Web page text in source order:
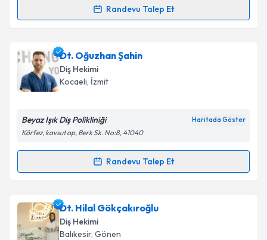
Randevu Talep Et
için bir takvim hazırlandığında e-posta ile
bilgilendireceğiz.
E-posta Adresiniz
Kişisel verilerimin işlenmesine ilişkinAydınlatma
'ni okudum ve kişisel verilerimin belirtilen
kapsamda işlenmesini kabul ediyorum.
Takvim Talebini Gönder
Dt. Oğuzhan Şahin
Diş Hekimi
Kocaeli, İzmit
Beyaz Işık Diş Polikliniği Haritada Göster
Körfez, kavsut ap, Berk Sk. No:8, 41040
Randevu Talep Et
Randevu Takvimi Talebi
Dt. Oğuzhan Şahiniçin randevu takvimi talebi
oluşturun. Size bu uzmandan randevu almanız için bir
takvim hazırlandığında e-posta ile bilgilendireceğiz.
Dt. Hilal Gökçakıroğlu
Diş Hekimi
Balıkesir, Gönen